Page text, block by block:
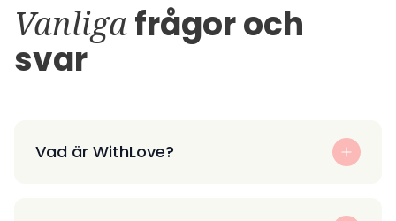
Vanligafrågor och
svar
Vad är WithLove?